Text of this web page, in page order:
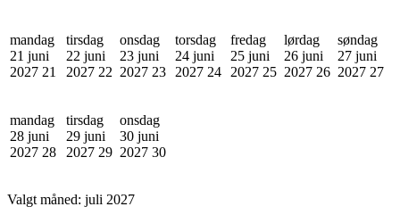
mandag
21 juni
2027 21
tirsdag
22 juni
2027 22
onsdag
23 juni
2027 23
torsdag
24 juni
2027 24
fredag
25 juni
2027 25
lørdag
26 juni
2027 26
søndag
27 juni
2027 27
mandag
28 juni
2027 28
tirsdag
29 juni
2027 29
onsdag
30 juni
2027 30
Valgt måned: juli 2027